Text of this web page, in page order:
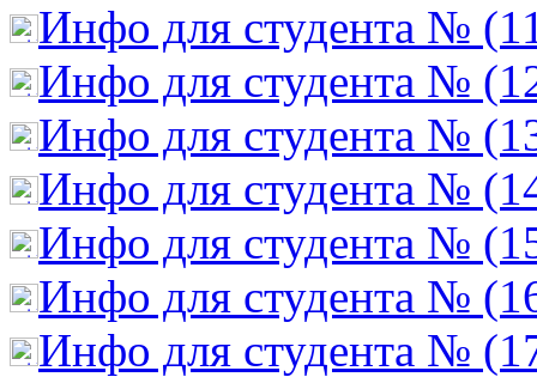
Инфо для студента №
Инфо для студента №
Инфо для студента №
Инфо для студента №
Инфо для студента №
Инфо для студента №
Инфо для студента №